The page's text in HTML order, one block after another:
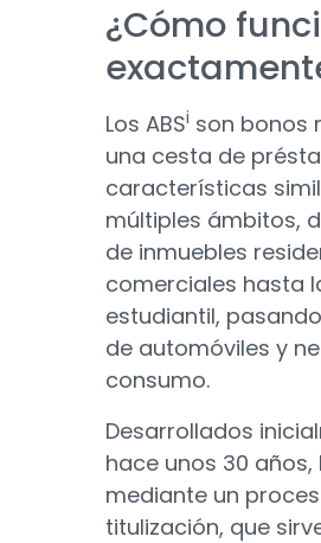
¿Cómo
Los ABSi son bonos
una cesta de
características
múltiples ámbitos,
de inmuebles
comerciales hasta
estudiantil,
de automóviles y
consumo.
Desarrollados
hace unos 30 años,
mediante un
titulización, que